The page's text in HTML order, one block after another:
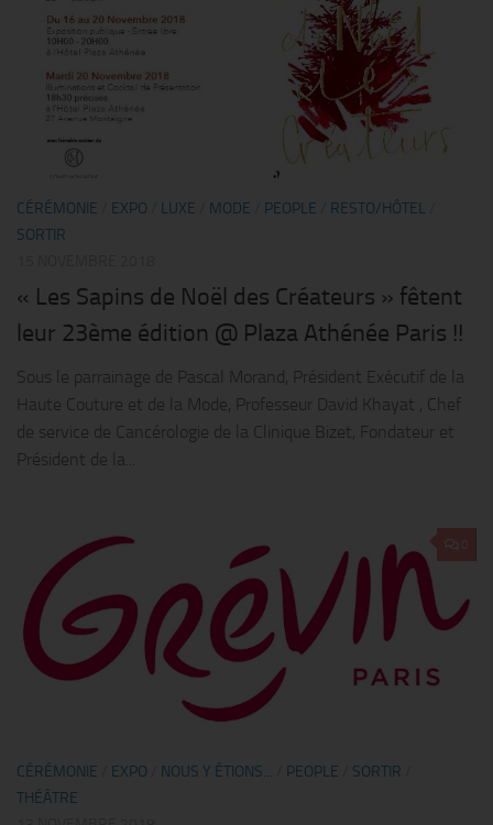
CÉRÉMONIE EXPO LUXE MODE PEOPLE RESTO/HÔTEL
SORTIR
« Les Sapins de Noël des Créateurs » fêtent
leur 23ème édition @ Plaza Athénée Paris !!
Sous le parrainage de Pascal Morand, Président Exécutif de la
Haute Couture et de la Mode, Professeur David Khayat , Chef
de service de Cancérologie de la Clinique Bizet, Fondateur et
Président de la...
CÉRÉMONIE EXPO NOUS Y ÉTIONS... PEOPLE SORTIR
THÉÂTRE